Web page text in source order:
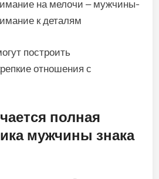
на мелочи – мужчины-
к деталям
построить
отношения с
полная
мужчины знака